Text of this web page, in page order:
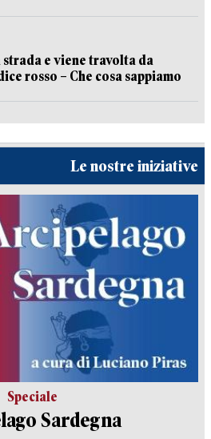
strada e viene travolta da
rosso – Che cosa sappiamo
Le nostre iniziative
Speciale
Sardegna